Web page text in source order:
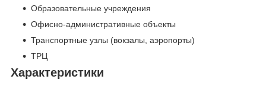
Образовательные учреждения
Офисно-административные объекты
Транспортные узлы (вокзалы, аэропорты)
ТРЦ
Характеристики